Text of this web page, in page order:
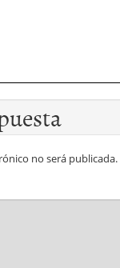
no será publicada.